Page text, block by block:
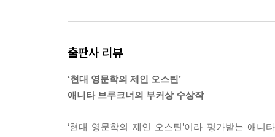
출판사 리뷰
‘현대 영문학의 제인 오스틴’
애니타 브루크너의 부커상 수상작
‘현대 영문학의 제인 오스틴’이라 평가받는 애